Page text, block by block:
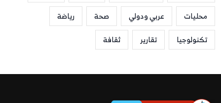
محليات
عربي ودولي صحة
رياضة
تكنولوجيا
تقارير ثقافة